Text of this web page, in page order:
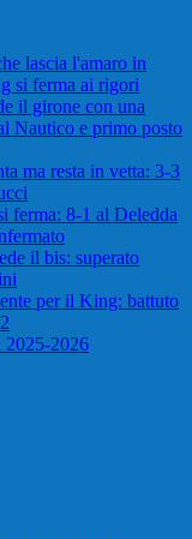
lascia l'amaro in
si ferma ai rigori
il girone con una
Nautico e primo posto
ma resta in vetta: 3-3
ferma: 8-1 al Deledda
il bis: superato
per il King: battuto
2025-2026